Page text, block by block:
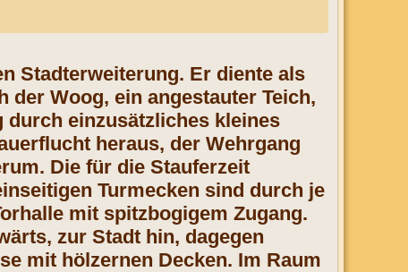
Stadterweiterung. Er diente als
Woog, ein angestauter Teich,
einzusätzliches kleines
heraus, der Wehrgang
Die für die Stauferzeit
Turmecken sind durch je
mit spitzbogigem Zugang.
zur Stadt hin, dagegen
mit hölzernen Decken. Im Raum